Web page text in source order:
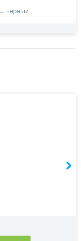
черный